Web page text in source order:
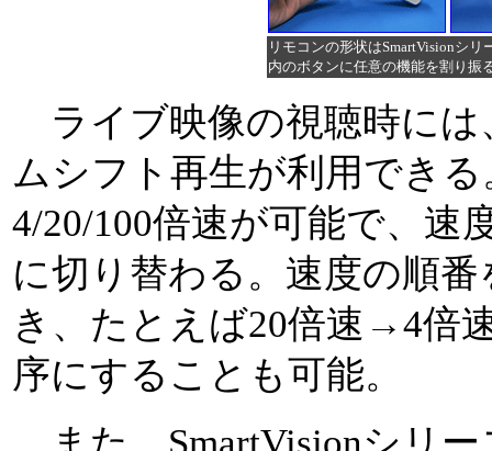
リモコンの形状はSmartVisionシリ
内のボタンに任意の機能を割り振
ライブ映像の視聴時には
ムシフト再生が利用でき
4/20/100倍速が可能で、速
に切り替わる。速度の順
き、たとえば20倍速→4倍
序にすることも可能。